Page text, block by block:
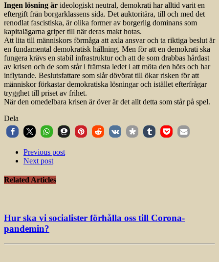
Ingen lösning är ideologiskt neutral, demokrati har alltid varit en
eftergift från borgarklassens sida. Det auktoritära, till och med det
renodlat fascistiska, är olika former av borgerlig dominans som
kapitalägarna griper till när deras makt hotas.
Att lita till människors förmåga att axla ansvar och ta riktiga beslut är
en fundamental demokratisk hållning. Men för att en demokrati ska
fungera krävs en stabil infrastruktur och att de som drabbas hårdast
av krisen och de som står i främsta ledet i att möta den hörs och har
inflytande. Beslutsfattare som slår dövörat till ökar risken för att
människor förkastar demokratiska lösningar och istället efterfrågar
trygghet till priset av frihet.
När den omedelbara krisen är över är det allt detta som står på spel.
Dela
Previous post
Next post
Related Articles
Hur ska vi socialister förhålla oss till Corona-
pandemin?